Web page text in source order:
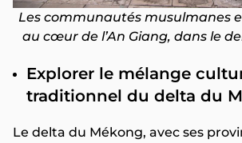
Les communautés musulmanes
au cœur de l’An Giang, dans le
Explorer le mélange
traditionnel du delta du
Le delta du Mékong, avec ses